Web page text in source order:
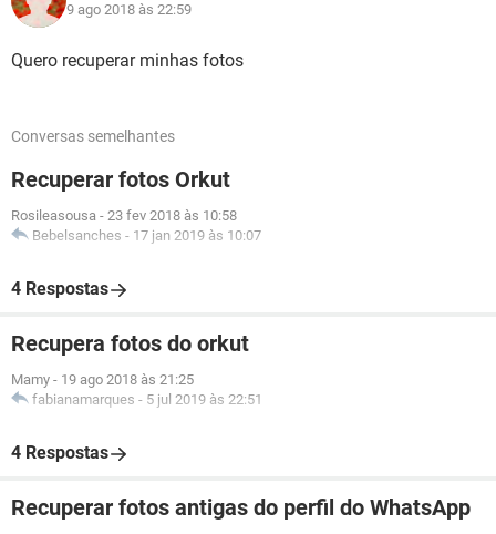
9 ago 2018 às 22:59
Quero recuperar minhas fotos
Conversas semelhantes
Recuperar fotos Orkut
Rosileasousa - 23 fev 2018 às 10:58
Bebelsanches - 17 jan 2019 às 10:07
4 Respostas
Recupera fotos do orkut
Mamy - 19 ago 2018 às 21:25
fabianamarques - 5 jul 2019 às 22:51
4 Respostas
Recuperar fotos antigas do perfil do WhatsApp